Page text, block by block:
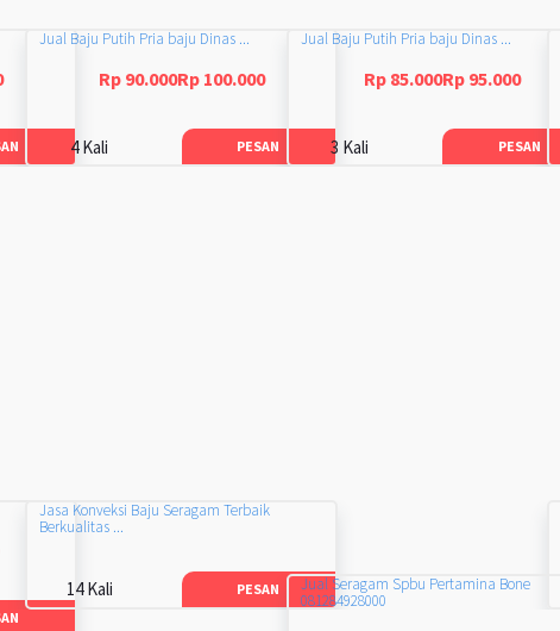
Jual Baju Putih Pria baju Dinas ...
Rp 90.000Rp 100.000
4 Kali PESAN
Jual Baju Putih Pria baju Dinas ...
Rp 85.000Rp 95.000
3 Kali PESAN
Jasa Konveksi Baju Seragam Terbaik
Berkualitas ...
14 Kali PESAN
Jual Seragam Spbu Pertamina Bone
081284928000